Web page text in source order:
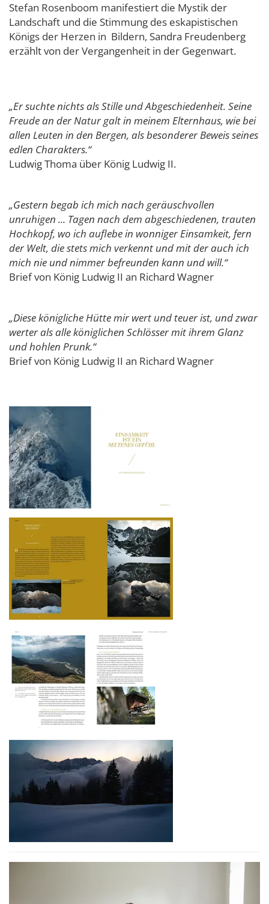
Stefan Rosenboom manifestiert die Mystik der
Landschaft und die Stimmung des eskapistischen
Königs der Herzen in Bildern, Sandra Freudenberg
erzählt von der Vergangenheit in der Gegenwart.
„Er suchte nichts als Stille und Abgeschiedenheit. Seine
Freude an der Natur galt in meinem Elternhaus, wie bei
allen Leuten in den Bergen, als besonderer Beweis seines
edlen Charakters.“
Ludwig Thoma über König Ludwig II.
„Gestern begab ich mich nach geräuschvollen
unruhigen ... Tagen nach dem abgeschiedenen, trauten
Hochkopf, wo ich auflebe in wonniger Einsamkeit, fern
der Welt, die stets mich verkennt und mit der auch ich
mich nie und nimmer befreunden kann und will.“
Brief von König Ludwig II an Richard Wagner
„Diese königliche Hütte mir wert und teuer ist, und zwar
werter als alle königlichen Schlösser mit ihrem Glanz
und hohlen Prunk.“
Brief von König Ludwig II an Richard Wagner